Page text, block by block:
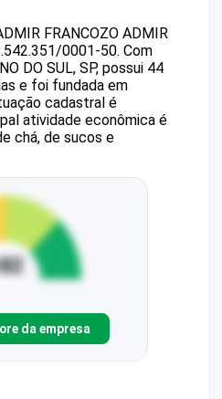
FRANCOZO ADMIR
0001-50. Com
DO SUL, SP, possui 44
e foi fundada em
cadastral é
atividade econômica é
chá, de sucos e
da empresa